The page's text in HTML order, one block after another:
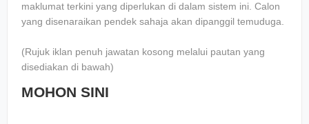
maklumat terkini yang diperlukan di dalam sistem ini. Calon
yang disenaraikan pendek sahaja akan dipanggil temuduga.
(Rujuk iklan penuh jawatan kosong melalui pautan yang
disediakan di bawah)
MOHON SINI